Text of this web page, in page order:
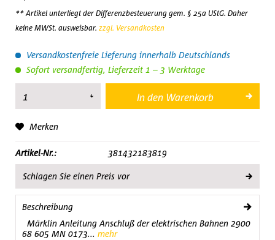
** Artikel unterliegt der Differenzbesteuerung gem. § 25a UStG. Daher
keine MWSt. ausweisbar. zzgl. Versandkosten
Versandkostenfreie Lieferung innerhalb Deutschlands
Sofort versandfertig, Lieferzeit 1 – 3 Werktage
In den Warenkorb
Merken
Artikel-Nr.: 381432183819
Schlagen Sie einen Preis vor
Beschreibung
Märklin Anleitung Anschluß der elektrischen Bahnen 2900
68 605 MN 0173... mehr